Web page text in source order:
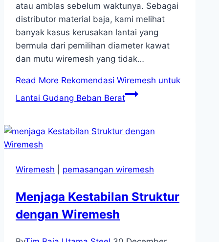
atau amblas sebelum waktunya.​ Sebagai
distributor material baja, kami melihat
banyak kasus kerusakan lantai yang
bermula dari pemilihan diameter kawat
dan mutu wiremesh yang tidak…
Read More Rekomendasi Wiremesh untuk
Lantai Gudang Beban Berat
Wiremesh pemasangan wiremesh
Menjaga Kestabilan Struktur
dengan Wiremesh